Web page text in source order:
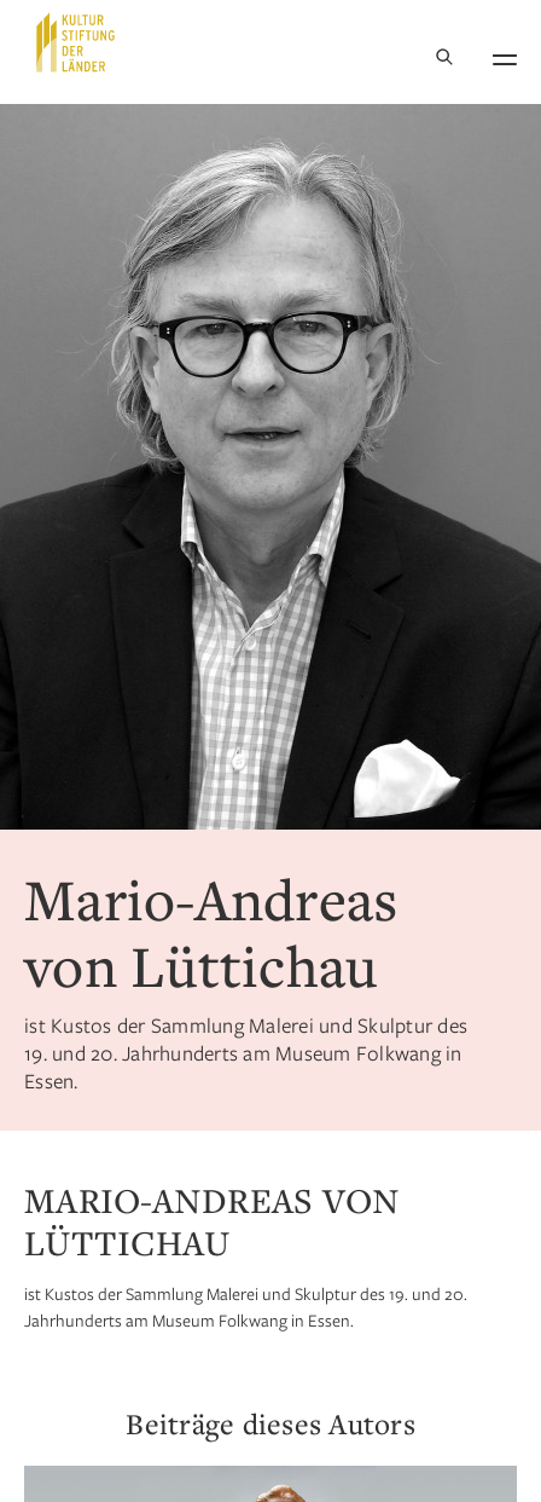
Hauptnavigation
Mario-Andreas
von Lüttichau
ist Kustos der Sammlung Malerei und Skulptur des
19. und 20. Jahrhunderts am Museum Folkwang in
Essen.
MARIO-ANDREAS VON
LÜTTICHAU
ist Kustos der Sammlung Malerei und Skulptur des 19. und 20.
Jahrhunderts am Museum Folkwang in Essen.
Beiträge dieses Autors